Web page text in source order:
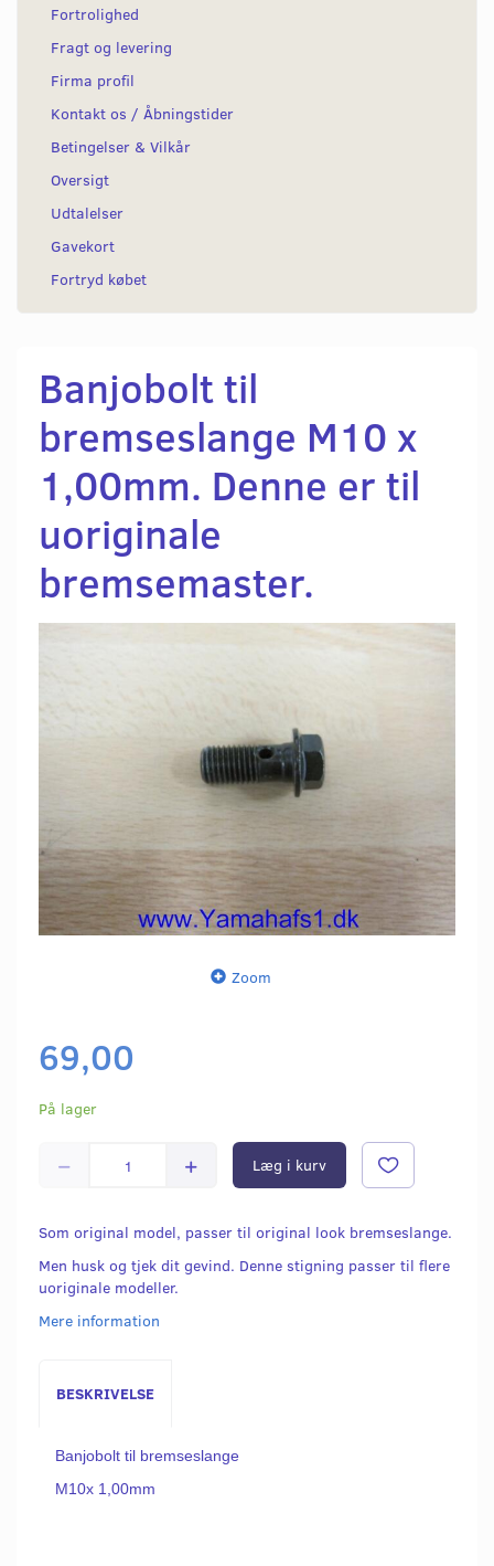
Fortrolighed
Fragt og levering
Firma profil
Kontakt os / Åbningstider
Betingelser & Vilkår
Oversigt
Udtalelser
Gavekort
Fortryd købet
Banjobolt til
bremseslange M10 x
1,00mm. Denne er til
uoriginale
bremsemaster.
Zoom
69,00
På lager
Læg i kurv
Som original model, passer til original look bremseslange.
Men husk og tjek dit gevind. Denne stigning passer til flere
uoriginale modeller.
Mere information
BESKRIVELSE
Banjobolt til bremseslange
M10x 1,00mm